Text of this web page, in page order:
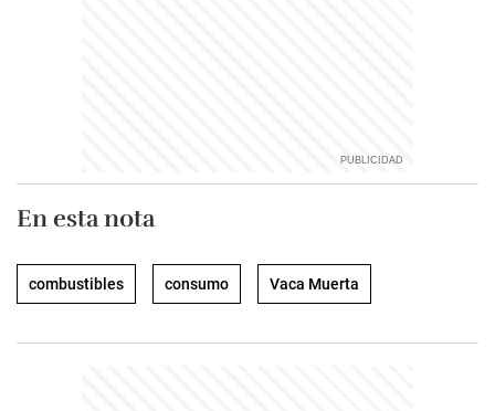
En esta nota
combustibles consumo Vaca Muerta